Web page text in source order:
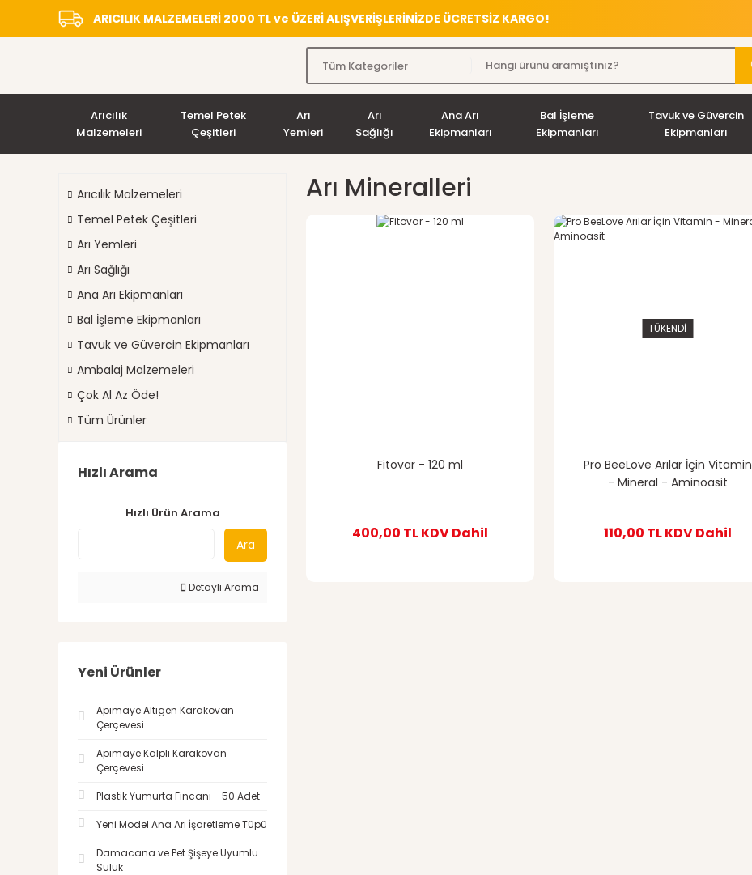
ARICILIK MALZEMELERİ 2000 TL ve ÜZERİ ALIŞVERİŞLERİNİZDE ÜCRETSİZ KARGO!
Arıcılık
Malzemeleri
Temel Petek
Çeşitleri
Arı
Yemleri
Arı
Sağlığı
Ana Arı
Ekipmanları
Bal İşleme
Ekipmanları
Tavuk ve Güvercin
Ekipmanları
Arıcılık Malzemeleri
Temel Petek Çeşitleri
Arı Yemleri
Arı Sağlığı
Ana Arı Ekipmanları
Bal İşleme Ekipmanları
Tavuk ve Güvercin Ekipmanları
Ambalaj Malzemeleri
Çok Al Az Öde!
Tüm Ürünler
Hızlı Arama
Hızlı Ürün Arama
Ara
Detaylı Arama
Yeni Ürünler
Apimaye Altıgen Karakovan
Çerçevesi
Apimaye Kalpli Karakovan
Çerçevesi
Plastik Yumurta Fincanı - 50 Adet
Yeni Model Ana Arı İşaretleme Tüpü
Damacana ve Pet Şişeye Uyumlu
Suluk
Arı Mineralleri
Fitovar - 120 ml
400,00 TLKDV Dahil
TÜKENDİ
Pro BeeLove Arılar İçin Vitamin
- Mineral - Aminoasit
110,00 TLKDV Dahil